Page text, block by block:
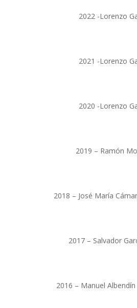
2022 -Lorenzo
2021 -Lorenzo
2020 -Lorenzo
2019 – Ramón
2018 – José María
2017 – Salvador
2016 – Manuel Albendín